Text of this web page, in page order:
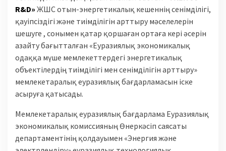
R&D» ЖШС отын-энергетикалық кешеннің сенімділігі,
қауіпсіздігі және тиімділігін арттыру мәселелерін
шешуге , сонымен қатар қоршаған ортаға кері әсерін
азайту бағытталған «Еуразиялық экономикалық
одаққа мүше мемлекеттердегі энергетикалық
объектілердің тиімділігі мен сенімділігін арттыру»
мемлекетаралық еуразиялық бағдарламасын іске
асыруға қатысады.
Мемлекетаралық еуразиялық бағдарлама Еуразиялық
экономикалық комиссияның Өнеркәсіп саясаты
департаментінің қолдауымен «Энергия және